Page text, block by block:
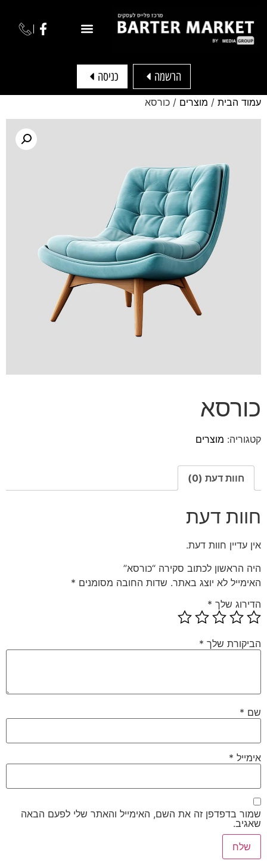
הרשמה כניסה
עמוד הבית / מוצרים / כורסא
כורסא
קטגוריה: מוצרים
חוות דעת (0)
חוות דעת
אין עדיין חוות דעת.
היה הראשון לכתוב סקירה “כורסא”
האימייל לא יוצג באתר. שדות החובה מסומנים *
הדירוג שלך *
הביקורת שלך *
שם *
אימייל *
שמור בדפדפן זה את השם, האימייל והאתר שלי לפעם הבאה
שאגיב.